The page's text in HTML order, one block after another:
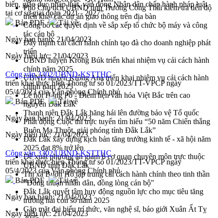
Phó Chủ tịch UBND tỉnh Trương Công Thái kiểm tra tiến độ
triển khai các dự án giao thông trên địa bàn
Công bố các quyết định về sắp xếp tổ chức bộ máy và công
tác cán bộ
Đẩy mạnh cải cách hành chính tạo đà cho doanh nghiệp phát
triển
UBND huyện Krông Búk triển khai nhiệm vụ cải cách hành
chính năm 2025
UBND huyện Krông Ana triển khai nhiệm vụ cải cách hành
chính năm 2025
Lễ hội Hảng Pồ - Điểm hẹn văn hóa Việt Bắc trên cao
nguyên Đắk Lắk
Thanh niên Đắk Lắk hăng hái lên đường bảo vệ Tổ quốc
Phát động Cuộc thi trực tuyến tìm hiểu “50 năm Chiến thắng
Buôn Ma Thuột, giải phóng tỉnh Đắk Lắk”
Đắk Lắk xây dựng kịch bản tăng trưởng kinh tế - xã hội năm
2025 đạt 8% trở lên
Đề xuất phương án giảm 6 cơ quan chuyên môn trực thuộc
UBND tỉnh Đắk Lắk
Thị xã Buôn Hồ tập trung cải cách hành chính theo tinh thần
"Đồng thuận nhân dân, đồng lòng cán bộ"
Đắk Lắk quyết tâm huy động nguồn lực cho mục tiêu tăng
trưởng hai con số năm 2025
Gặp mặt đại biểu trí thức, văn nghệ sĩ, báo giới Xuân Ất Tỵ
biến, giáo dục pháp luật, vận động Nhân dân chấp hành pháp luật
tại cơ sở giai đoạn 2021 - 2027”
Bản PDF
Tải về
Ngày ban hành: 21/04/2023
Ngày hiệu lực: 21/04/2023
Công văn 3302/UBND-KSTTHC
triển khai thực hiện Thông tư số 01/2023/TT-VPCP ngày
05/4/2023 của Văn phòng Chính phủ
Bản PDF
Tải về
Ngày ban hành:21/04/2023
Ngày hiệu lực:21/04/2023
Công văn 3302/UBND-KSTTHC
triển khai thực hiện Thông tư số 01/2023/TT-VPCP ngày
05/4/2023 của Văn phòng Chính phủ
Bản PDF
Tải về
Ngày ban hành:21/04/2023
Ngày hiệu lực:21/04/2023